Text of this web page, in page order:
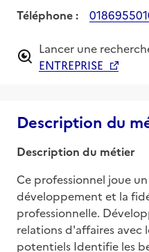
Téléphone :
Lancer une
ENTREPRISE
Description du
Description du métier
Ce professionnel joue
développement et la
professionnelle.
relations d'affaires avec
potentiels Identifie les